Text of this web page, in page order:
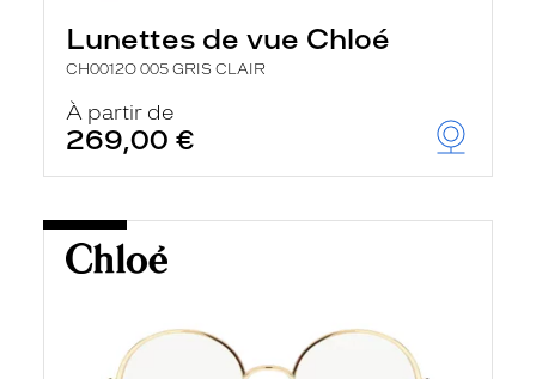
Lunettes de vue Chloé
CH0012O 005 GRIS CLAIR
À partir de
269,00 €